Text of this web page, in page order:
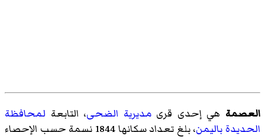
العصمة هي إحدى قرىمديرية الضحى، التابعة لمحافظة
الحديدة باليمن
، بلغ تعداد سكانها 1844 نسمة حسب الإحصاء